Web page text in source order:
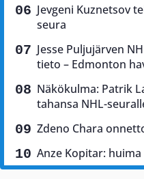
Jevgeni Kuznetsov
seura
Jesse Puljujärven
tieto – Edmonton
Näkökulma: Patrik
tahansa NHL-
Zdeno Chara
Anze Kopitar: